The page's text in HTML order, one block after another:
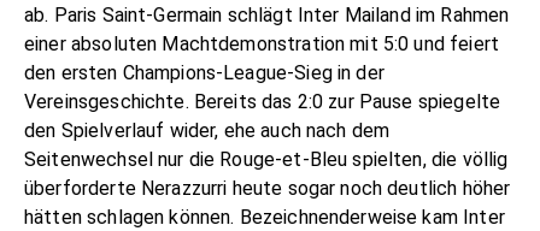
ab. Paris Saint-Germain schlägt Inter Mailand im Rahmen
einer absoluten Machtdemonstration mit 5:0 und feiert
den ersten Champions-League-Sieg in der
Vereinsgeschichte. Bereits das 2:0 zur Pause spiegelte
den Spielverlauf wider, ehe auch nach dem
Seitenwechsel nur die Rouge-et-Bleu spielten, die völlig
überforderte Nerazzurri heute sogar noch deutlich höher
hätten schlagen können. Bezeichnenderweise kam Inter